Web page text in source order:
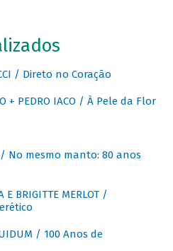
/ Direto no Coração
+ PEDRO IACO / À Pele da Flor
/ No mesmo manto: 80 anos
E BRIGITTE MERLOT /
/ 100 Anos de